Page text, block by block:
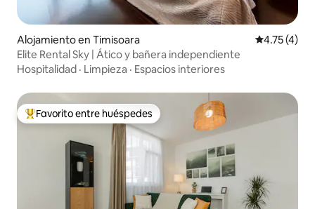
Alojamiento en Timisoara Calificación
4.75 (4)
Elite Rental Sky | Ático y bañera independiente
Hospitalidad · Limpieza · Espacios interiores
Favorito entre huéspedes preferido
Favorito entre huéspedes